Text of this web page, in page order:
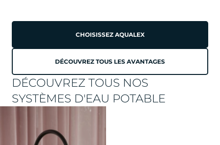
CHOISISSEZ AQUALEX
DÉCOUVREZ TOUS LES AVANTAGES
DÉCOUVREZ TOUS NOS
SYSTÈMES D'EAU POTABLE